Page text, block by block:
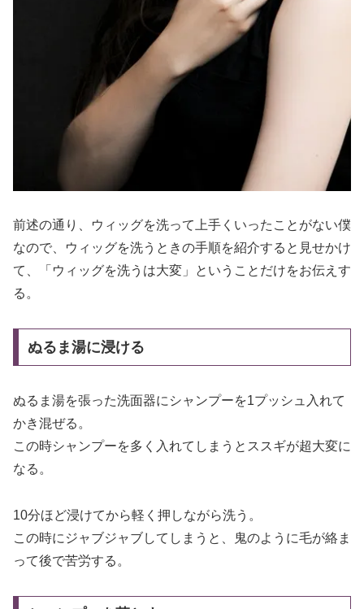
前述の通り、ウィッグを洗って上手くいったことがない僕
なので、ウィッグを洗うときの手順を紹介すると見せかけ
て、「ウィッグを洗うは大変」ということだけをお伝えす
る。
ぬるま湯に浸ける
ぬるま湯を張った洗面器にシャンプーを1プッシュ入れて
かき混ぜる。
この時シャンプーを多く入れてしまうとススギが超大変に
なる。
10分ほど浸けてから軽く押しながら洗う。
この時にジャブジャブしてしまうと、鬼のように毛が絡ま
って後で苦労する。